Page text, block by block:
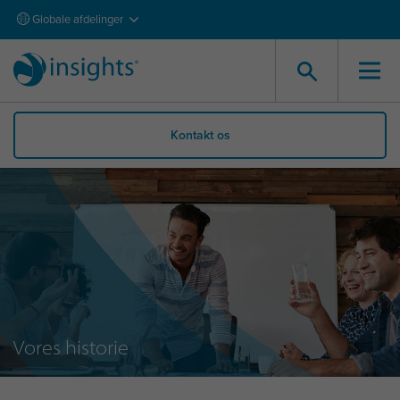
Globale afdelinger
Kontakt os
Vores historie